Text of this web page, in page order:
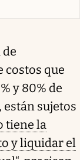
de
costos que
y 80% de
están sujetos
tiene la
y liquidar el